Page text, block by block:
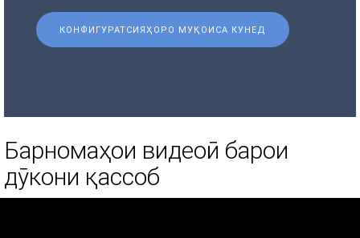
КОНФИГУРАТСИЯҲОРО МУҚОИСА КУНЕД
Барномаҳои видеоӣ барои
дӯкони қассоб